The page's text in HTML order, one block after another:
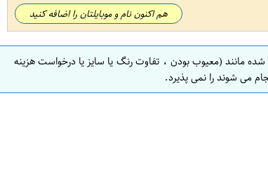
هم اکنون نام و موبایلتان را اضافه کنید
مانند (معیوب بودن ، تفاوت رنگ یا سایز یا درخواست هزینه
می شوند را نمی پذیرد.